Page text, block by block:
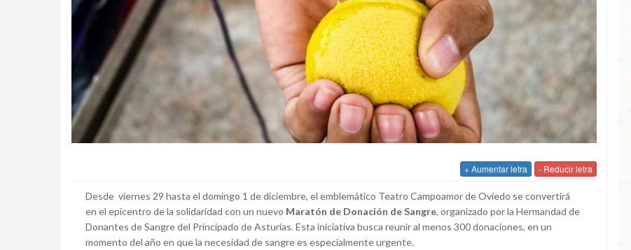
+ Aumentar letra - Reducir letra
Desde viernes 29 hasta el domingo 1 de diciembre, el emblemático Teatro Campoamor de Oviedo se convertirá
en el epicentro de la solidaridad con un nuevo Maratón de Donación de Sangre, organizado por la Hermandad de
Donantes de Sangre del Principado de Asturias. Esta iniciativa busca reunir al menos 300 donaciones, en un
momento del año en que la necesidad de sangre es especialmente urgente.